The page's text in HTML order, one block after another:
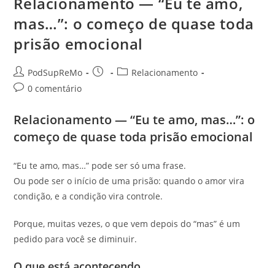
De
Grande:
Comece
Certo
mas…”: o começo de quase toda
prisão emocional
Autor
do
PodSupReMo
Post
Categoria
Relacionamento
Comentários
post:
0 comentário
Relacionamento — “Eu te amo, mas…”: o
começo de quase toda prisão emocional
“Eu te amo, mas…” pode ser só uma frase.
Ou pode ser o início de uma prisão: quando o amor vira
condição, e a condição vira controle.
Porque, muitas vezes, o que vem depois do “mas” é um
pedido para você se diminuir.